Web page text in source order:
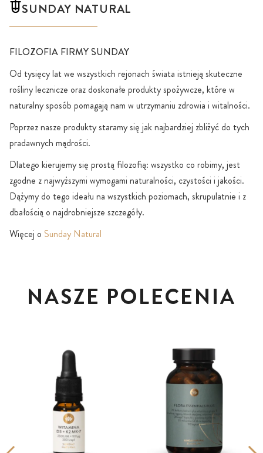
SUNDAY NATURAL
FILOZOFIA FIRMY SUNDAY
Od tysięcy lat we wszystkich rejonach świata istnieją skuteczne
rośliny lecznicze oraz doskonałe produkty spożywcze, które w
naturalny sposób pomagają nam w utrzymaniu zdrowia i witalności.
Poprzez nasze produkty staramy się jak najbardziej zbliżyć do tych
pradawnych mądrości.
Dlatego kierujemy się prostą filozofią: wszystko co robimy, jest
zgodne z najwyższymi wymogami naturalności, czystości i jakości.
Dążymy do tego ideału na wszystkich poziomach, skrupulatnie i z
dbałością o najdrobniejsze szczegóły.
Więcej o Sunday Natural
NASZE POLECENIA